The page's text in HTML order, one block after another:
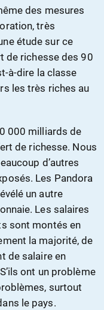
des mesures
très
étude sur ce
de richesse des 90
à-dire la classe
les très riches au
000 milliards de
de richesse. Nous
d’autres
Les Pandora
un autre
Les salaires
sont montés en
la majorité, de
de salaire en
ont un problème
surtout
le pays.